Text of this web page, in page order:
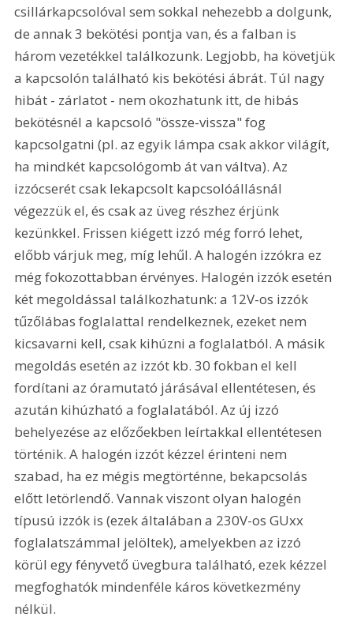
csillárkapcsolóval sem sokkal nehezebb a dolgunk,
de annak 3 bekötési pontja van, és a falban is
három vezetékkel találkozunk. Legjobb, ha követjük
a kapcsolón található kis bekötési ábrát. Túl nagy
hibát - zárlatot - nem okozhatunk itt, de hibás
bekötésnél a kapcsoló "össze-vissza" fog
kapcsolgatni (pl. az egyik lámpa csak akkor világít,
ha mindkét kapcsológomb át van váltva). Az
izzócserét csak lekapcsolt kapcsolóállásnál
végezzük el, és csak az üveg részhez érjünk
kezünkkel. Frissen kiégett izzó még forró lehet,
előbb várjuk meg, míg lehűl. A halogén izzókra ez
még fokozottabban érvényes. Halogén izzók esetén
két megoldással találkozhatunk: a 12V-os izzók
tűzőlábas foglalattal rendelkeznek, ezeket nem
kicsavarni kell, csak kihúzni a foglalatból. A másik
megoldás esetén az izzót kb. 30 fokban el kell
fordítani az óramutató járásával ellentétesen, és
azután kihúzható a foglalatából. Az új izzó
behelyezése az előzőekben leírtakkal ellentétesen
történik. A halogén izzót kézzel érinteni nem
szabad, ha ez mégis megtörténne, bekapcsolás
előtt letörlendő. Vannak viszont olyan halogén
típusú izzók is (ezek általában a 230V-os GUxx
foglalatszámmal jelöltek), amelyekben az izzó
körül egy fényvető üvegbura található, ezek kézzel
megfoghatók mindenféle káros következmény
nélkül.